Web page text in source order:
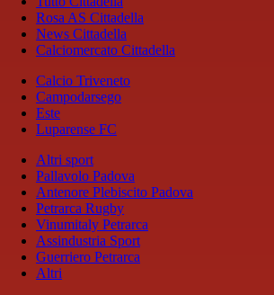
Rosa AS Cittadella
News Cittadella
Calciomercato Cittadella
Calcio Triveneto
Campodarsego
Este
Luparense FC
Altri sport
Pallavolo Padova
Antenore Plebiscito Padova
Petrarca Rugby
Vinumitaly Petrarca
Assindustria Sport
Guerriero Petrarca
Altri